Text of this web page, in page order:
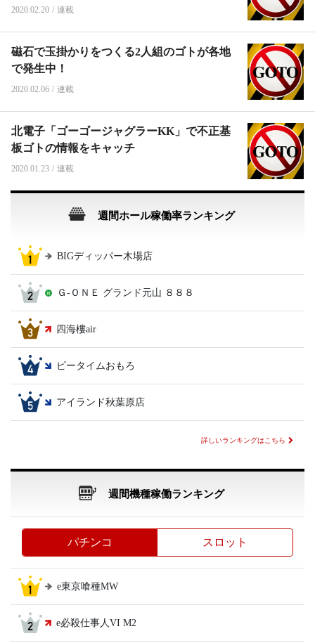
2020.02.20 / 連載
磁石で玉掛かりをつくる2人組のゴトが各地
で発生中！
2020.02.06 / 連載
北電子「ゴーゴージャグラーKK」で不正基
板ゴトの情報をキャッチ
2020.01.23 / 連載
週間ホール稼働率ランキング
BIGディッパー木場店
Ｇ‐ＯＮＥ グランド元山 ８８８
四海樓air
ピータイムおもろ
アイランド秋葉原店
詳しいランキングはこちら
週間機種稼働ランキング
パチンコ スロット
e東京喰種MW
e必殺仕事人VI M2